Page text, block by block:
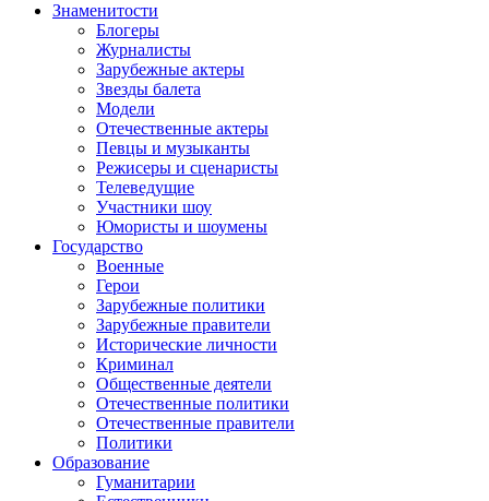
Знаменитости
Блогеры
Журналисты
Зарубежные актеры
Звезды балета
Модели
Отечественные актеры
Певцы и музыканты
Режисеры и сценаристы
Телеведущие
Участники шоу
Юмористы и шоумены
Государство
Военные
Герои
Зарубежные политики
Зарубежные правители
Исторические личности
Криминал
Общественные деятели
Отечественные политики
Отечественные правители
Политики
Образование
Гуманитарии